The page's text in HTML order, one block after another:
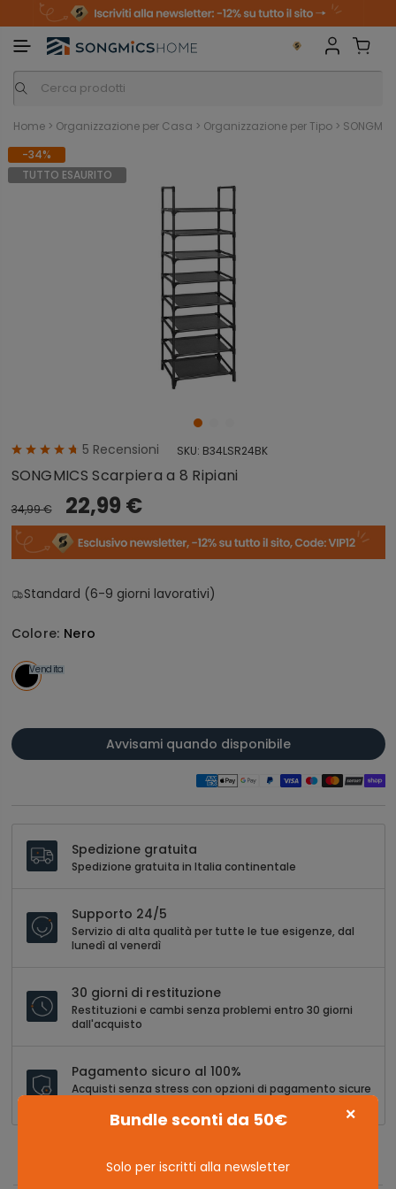
Home > Organizzazione per Casa > Organizzazione per Tipo >
-34%
TUTTO ESAURITO
5 Recensioni SKU: B34LSR24BK
SONGMICS Scarpiera a 8 Ripiani
34,99 € 22,99 €
Standard (6-9 giorni lavorativi)
Colore: Nero
Vendita
Avvisami quando disponibile
Spedizione gratuita
Spedizione gratuita in Italia continentale
Supporto 24/5
Servizio di alta qualità per tutte le tue esigenze, dal
lunedì al venerdì
30 giorni di restituzione
Restituzioni e cambi senza problemi entro 30 giorni
dall'acquisto
Pagamento sicuro al 100%
Acquisti senza stress con opzioni di pagamento sicure
n
i
×
Bundle sconti da 50€
Solo per iscritti alla newsletter